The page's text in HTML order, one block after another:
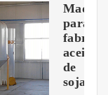
para
aceite
de
soja